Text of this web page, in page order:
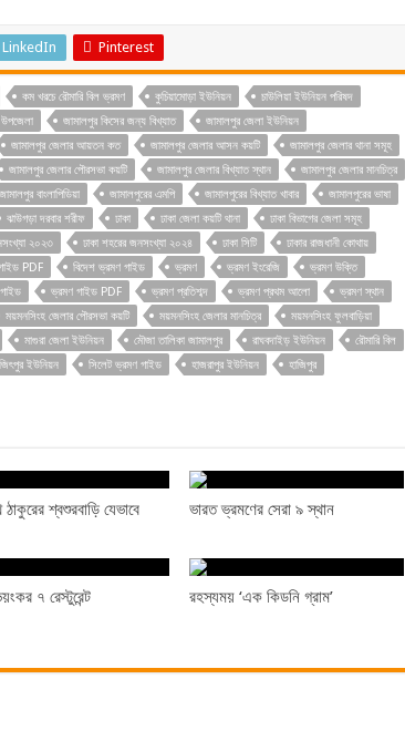
LinkedIn Pinterest
কম খরচে রৌমারি বিল ভ্রমণ কুচিয়ামোড়া ইউনিয়ন
চাউলিয়া ইউনিয়ন পরিষদ
জামালপুর কিসের জন্য বিখ্যাত
জামালপুর জেলা ইউনিয়ন
জামালপুর জেলার আয়তন কত জামালপুর জেলার আসন কয়টি
জামালপুর জেলার থানা সমূহ
জামালপুর জেলার পৌরসভা কয়টি জামালপুর জেলার বিখ্যাত স্থান
জামালপুর জেলার মানচিত্র
জামালপুর বাংলাপিডিয়া জামালপুরের এমপি জামালপুরের বিখ্যাত খাবার
জামালপুরের ভাষা
ঝাউগড়া দরবার শরীফ ঢাকা ঢাকা জেলা কয়টি থানা
ঢাকা বিভাগের জেলা সমূহ
২০২৩ ঢাকা শহরের জনসংখ্যা ২০২৪ ঢাকা সিটি
ঢাকার রাজধানী কোথায়
PDF বিদেশ ভ্রমণ গাইড ভ্রমণ ভ্রমণ ইংরেজি
ভ্রমণ উক্তি
ভ্রমণ গাইড PDF ভ্রমণ প্রতিশব্দ ভ্রমণ প্রথম আলো
ভ্রমণ স্থান
ময়মনসিংহ জেলার পৌরসভা কয়টি ময়মনসিংহ জেলার মানচিত্র
ময়মনসিংহ ফুলবাড়িয়া
মাগুরা জেলা ইউনিয়ন মৌজা তালিকা জামালপুর রাঘবদাইড় ইউনিয়ন
রৌমারি বিল
ইউনিয়ন সিলেট ভ্রমণ গাইড হাজরাপুর ইউনিয়ন হাজিপুর
ঠাকুরের শ্বশুরবাড়ি যেভাবে
ভারত ভ্রমণের সেরা ৯ স্থান
৭ রেস্টুরেন্ট রহস্যময় ‘এক কিডনি গ্রাম’